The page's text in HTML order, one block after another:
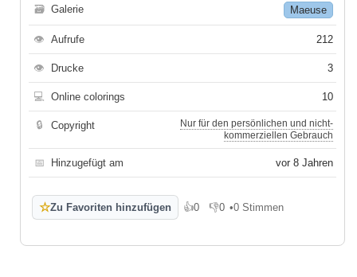
🗃 Galerie Maeuse
👁 Aufrufe 212
👁 Drucke 3
💻 Online colorings 10
🔒 Copyright
Nur für den persönlichen und nicht-
kommerziellen Gebrauch
📅 Hinzugefügt am vor 8 Jahren
☆Zu Favoriten hinzufügen 👍0
Gefällt mir
👎0
Gefällt mir nicht
•0 Stimmen